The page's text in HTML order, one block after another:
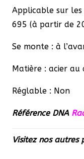
500
&
Applicable sur
695 (à partir de
Se monte : à
Matière : acier au
Réglable : Non
Référence DNA
Visitez nos autres